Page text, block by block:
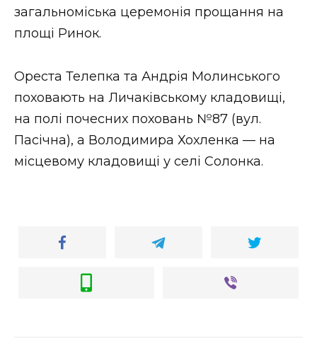
загальноміська церемонія прощання на
площі Ринок.
Ореста Телепка та Андрія Молинського
поховають на Личаківському кладовищі,
на полі почесних поховань №87 (вул.
Пасічна), а Володимира Хохленка — на
місцевому кладовищі у селі Солонка.